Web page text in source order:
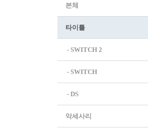
본체
타이틀
- SWITCH 2
- SWITCH
- DS
악세사리